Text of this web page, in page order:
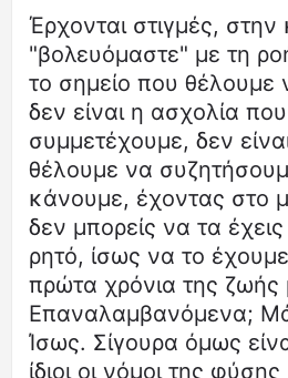
Έρχονται στιγμές,
"βολευόμαστε" με τη
το σημείο που θέλουμε
δεν είναι η ασχολία
συμμετέχουμε, δεν
θέλουμε να
κάνουμε, έχοντας στο
δεν μπορείς να τα
ρητό, ίσως να το
πρώτα χρόνια της ζωής
Επαναλαμβανόμενα;
Ίσως. Σίγουρα όμως
ίδιοι οι νόμοι της